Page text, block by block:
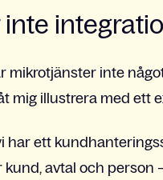
inte
mikrotjänster inte
mig illustrera med ett
har ett
kund, avtal och person